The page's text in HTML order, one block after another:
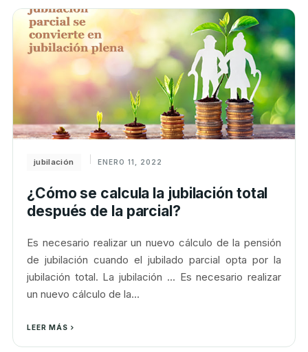
jubilación ENERO 11, 2022
¿Cómo se calcula la jubilación total
después de la parcial?
Es necesario realizar un nuevo cálculo de la pensión
de jubilación cuando el jubilado parcial opta por la
jubilación total. La jubilación ... Es necesario realizar
un nuevo cálculo de la...
LEER MÁS